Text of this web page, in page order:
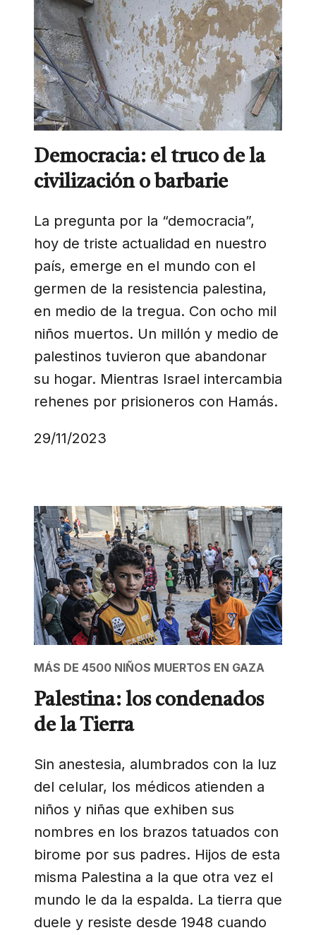
Democracia: el truco de la
civilización o barbarie
La pregunta por la “democracia”,
hoy de triste actualidad en nuestro
país, emerge en el mundo con el
germen de la resistencia palestina,
en medio de la tregua. Con ocho mil
niños muertos. Un millón y medio de
palestinos tuvieron que abandonar
su hogar. Mientras Israel intercambia
rehenes por prisioneros con Hamás.
29/11/2023
MÁS DE 4500 NIÑOS MUERTOS EN GAZA
Palestina: los condenados
de la Tierra
Sin anestesia, alumbrados con la luz
del celular, los médicos atienden a
niños y niñas que exhiben sus
nombres en los brazos tatuados con
birome por sus padres. Hijos de esta
misma Palestina a la que otra vez el
mundo le da la espalda. La tierra que
duele y resiste desde 1948 cuando